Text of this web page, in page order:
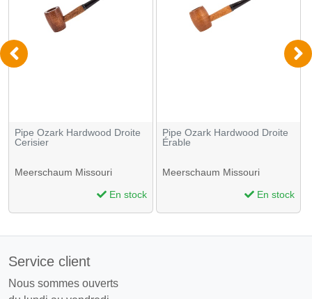
Pipe Ozark Hardwood Droite
Cerisier
Meerschaum Missouri
En stock
Pipe Ozark Hardwood Droite
Érable
Meerschaum Missouri
En stock
Service client
Nous sommes ouverts